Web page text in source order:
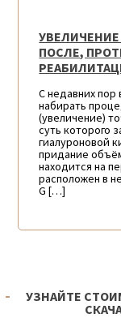
ПОСЛЕ,
С недавних пор
набирать
(увеличение)
суть которого
гиалуроновой
придание
находится на
расположен в
G […]
УЗНАЙТЕ